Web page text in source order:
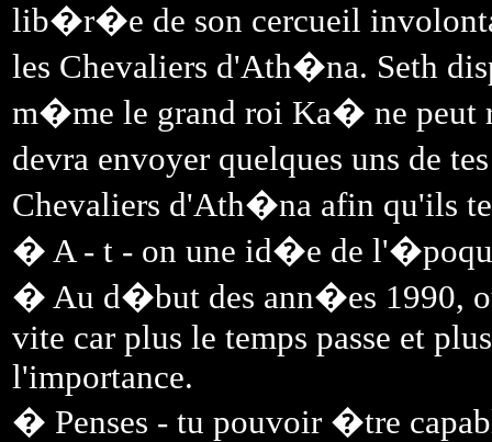
lib�r�e de son cercueil
les Chevaliers d'Ath�na. Seth
m�me le grand roi Ka� ne peut
devra envoyer quelques uns de
Chevaliers d'Ath�na afin qu'ils
� A - t - on une id�e de
� Au d�but des ann�es 1990,
vite car plus le temps passe et
l'importance.
� Penses - tu pouvoir �tre